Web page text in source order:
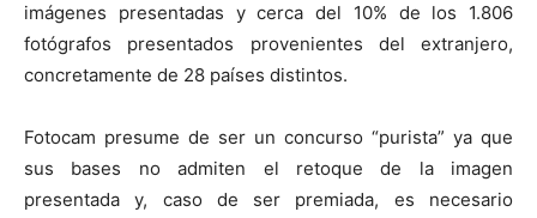
imágenes presentadas y cerca del 10% de los 1.806
fotógrafos presentados provenientes del extranjero,
concretamente de 28 países distintos.
Fotocam presume de ser un concurso “purista” ya que
sus bases no admiten el retoque de la imagen
presentada y, caso de ser premiada, es necesario